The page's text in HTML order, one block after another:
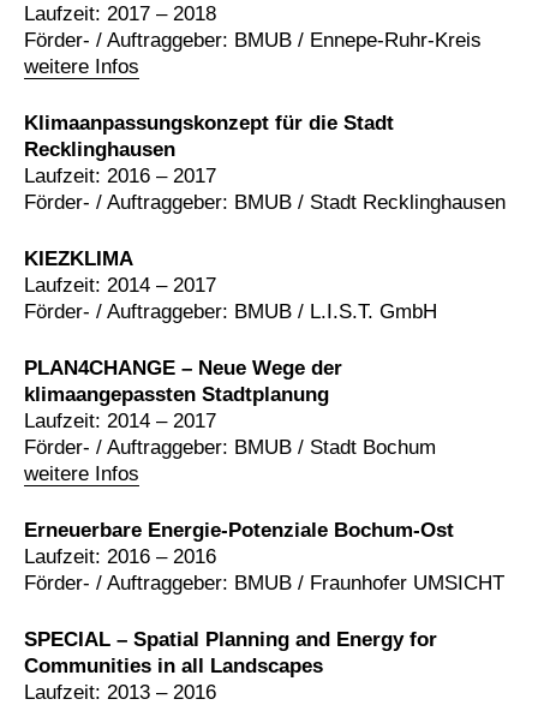
weitere Infos
Laufzeit: 2017 – 2018
Förder- / Auftraggeber: BMUB / Ennepe-Ruhr-Kreis
Klimaanpassungskonzept für die Stadt
Recklinghausen
Laufzeit: 2016 – 2017
Förder- / Auftraggeber: BMUB / Stadt Recklinghausen
KIEZKLIMA
Laufzeit: 2014 – 2017
Förder- / Auftraggeber: BMUB / L.I.S.T. GmbH
PLAN4CHANGE – Neue Wege der
klimaangepassten Stadtplanung
weitere Infos
Laufzeit: 2014 – 2017
Förder- / Auftraggeber: BMUB / Stadt Bochum
Erneuerbare Energie-Potenziale Bochum-Ost
Laufzeit: 2016 – 2016
Förder- / Auftraggeber: BMUB / Fraunhofer UMSICHT
SPECIAL – Spatial Planning and Energy for
Communities in all Landscapes
Laufzeit: 2013 – 2016